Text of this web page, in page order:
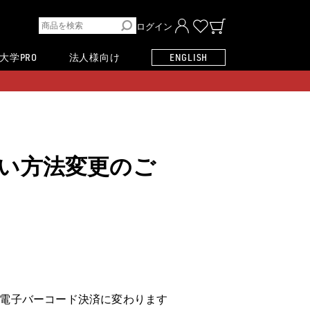
ログイン
学PRO 法人様向け ENGLISH
方法変更のご
子バーコード決済に変わります